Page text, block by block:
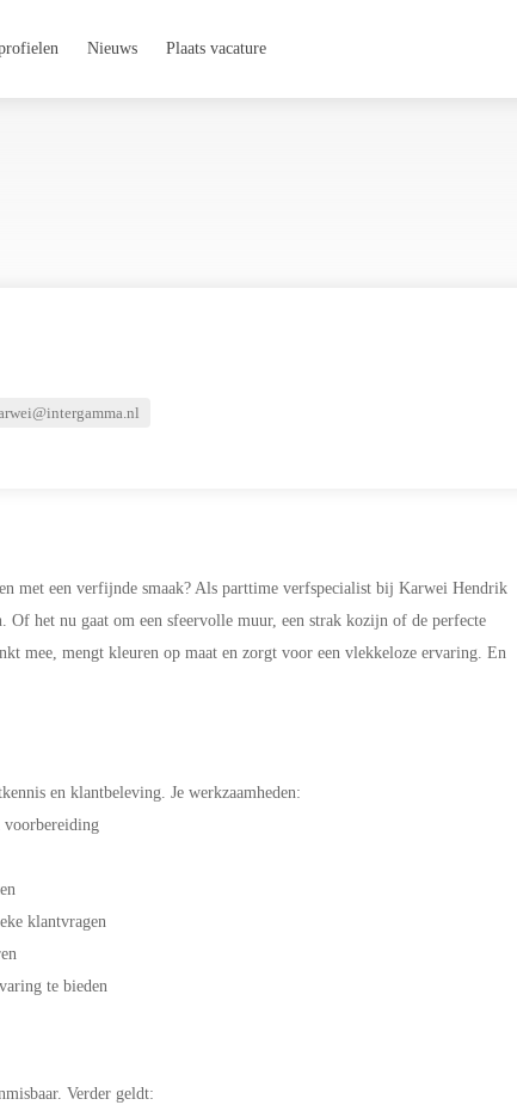
Nieuws Plaats vacature
met een verfijnde smaak? Als parttime verfspecialist bij Karwei Hendrik
Of het nu gaat om een sfeervolle muur, een strak kozijn of de perfecte
mee, mengt kleuren op maat en zorgt voor een vlekkeloze ervaring. En
en klantbeleving. Je werkzaamheden:
klantvragen
te bieden
Verder geldt: